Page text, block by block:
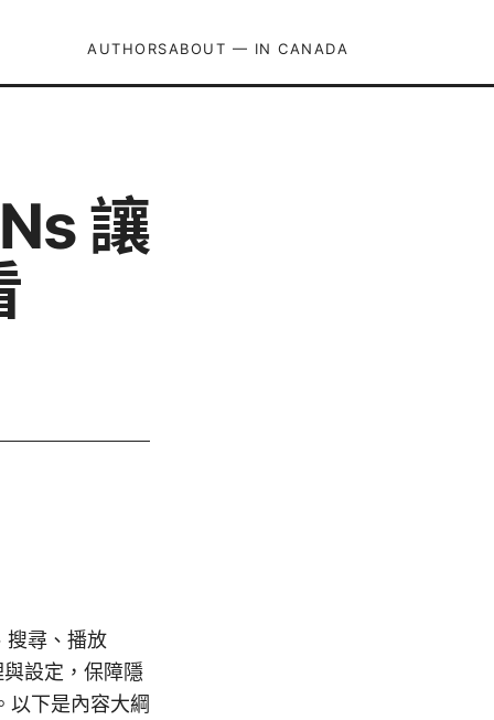
AUTHORSABOUT — IN CANADA
讓
搜尋、播放
設定，保障隱
以下是內容大綱